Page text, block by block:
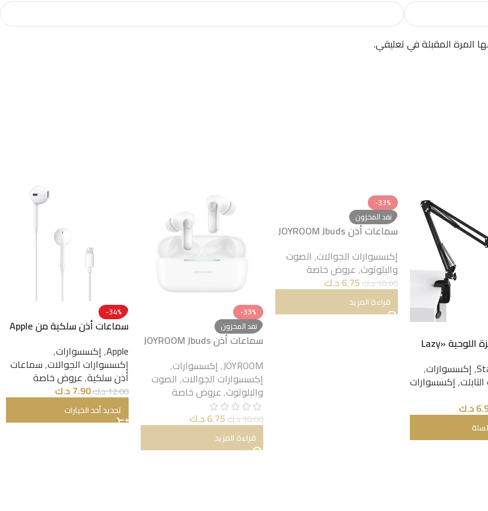
المرة المقبلة في تعليقي.
حامل الأجهزة اللوحية «Lazy
,إكسسوارات,
,إكسسوارات
د.ك
-33%
نفد المخزون
سماعات أذن JOYROOM Jbuds
الحقيقية بتقنية ANC – اسود
إكسسوارات الجوالات, الصوت
والبلوتوث,عروض خاصة
10.00د.ك6.75د.ك
قراءة المزيد
-33%
نفد المخزون
سماعات أذن JOYROOM Jbuds
الحقيقية بتقنية ANC – بيضاء
JOYROOM
,إكسسوارات,
إكسسوارات الجوالات, الصوت
والبلوتوث,عروض خاصة
10.00د.ك6.75د.ك
قراءة المزيد
-34%
سماعات أذن سلكية من Apple
Lightning
Apple
,إكسسوارات,
إكسسوارات الجوالات,سماعات
أذن سلكية,عروض خاصة
12.00د.ك7.90د.ك
تحديد أحد الخيارات